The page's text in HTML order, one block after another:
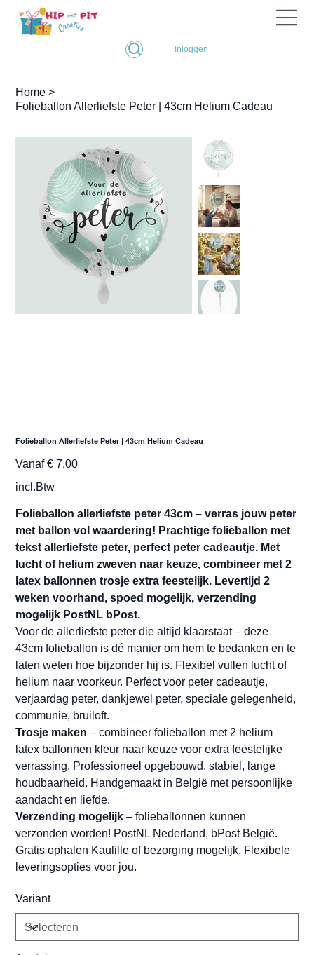
Inloggen
Home >
Folieballon Allerliefste Peter | 43cm Helium Cadeau
Folieballon Allerliefste Peter | 43cm Helium Cadeau
Vanaf Prijs
€ 7,00
incl.Btw
Folieballon allerliefste peter 43cm – verras jouw peter
met ballon vol waardering! Prachtige folieballon met
tekst allerliefste peter, perfect peter cadeautje. Met
lucht of helium zweven naar keuze, combineer met 2
latex ballonnen trosje extra feestelijk. Levertijd 2
weken voorhand, spoed mogelijk, verzending
mogelijk PostNL bPost.
Voor de allerliefste peter die altijd klaarstaat – deze
43cm folieballon is dé manier om hem te bedanken en te
laten weten hoe bijzonder hij is. Flexibel vullen lucht of
helium naar voorkeur. Perfect voor peter cadeautje,
verjaardag peter, dankjewel peter, speciale gelegenheid,
communie, bruiloft.
Trosje maken – combineer folieballon met 2 helium
latex ballonnen kleur naar keuze voor extra feestelijke
verrassing. Professioneel opgebouwd, stabiel, lange
houdbaarheid. Handgemaakt in België met persoonlijke
aandacht en liefde.
Verzending mogelijk – folieballonnen kunnen
verzonden worden! PostNL Nederland, bPost België.
Gratis ophalen Kaulille of bezorging mogelijk. Flexibele
leveringsopties voor jou.
Variant